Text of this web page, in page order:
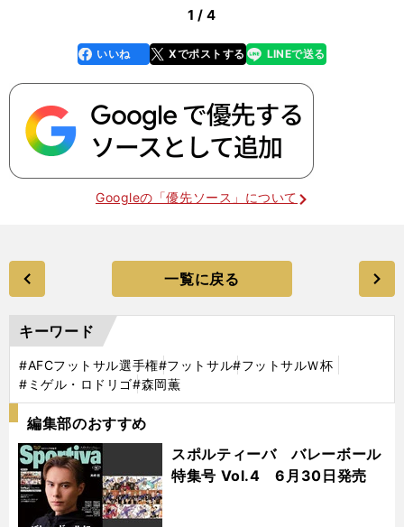
1 / 4
faceboo
k
いいね Xでポストする
line LINEで送る
Googleの「優先ソース」について
一覧に戻る
キーワード
#AFCフットサル選手権#フットサル#フットサルＷ杯
#ミゲル・ロドリゴ#森岡薫
編集部のおすすめ
スポルティーバ バレーボール
特集号 Vol.4 6月30日発売